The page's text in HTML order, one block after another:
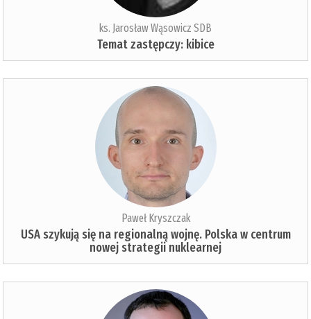
ks. Jarosław Wąsowicz SDB
Temat zastępczy: kibice
Paweł Kryszczak
USA szykują się na regionalną wojnę. Polska w centrum
nowej strategii nuklearnej